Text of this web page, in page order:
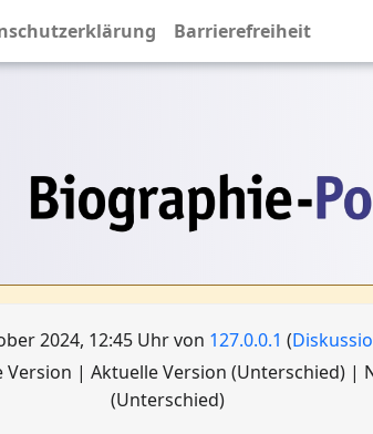
Barrierefreiheit
2024, 12:45 Uhr von 127.0.0.1 (
| Aktuelle Version (Unterschied) |
(Unterschied)